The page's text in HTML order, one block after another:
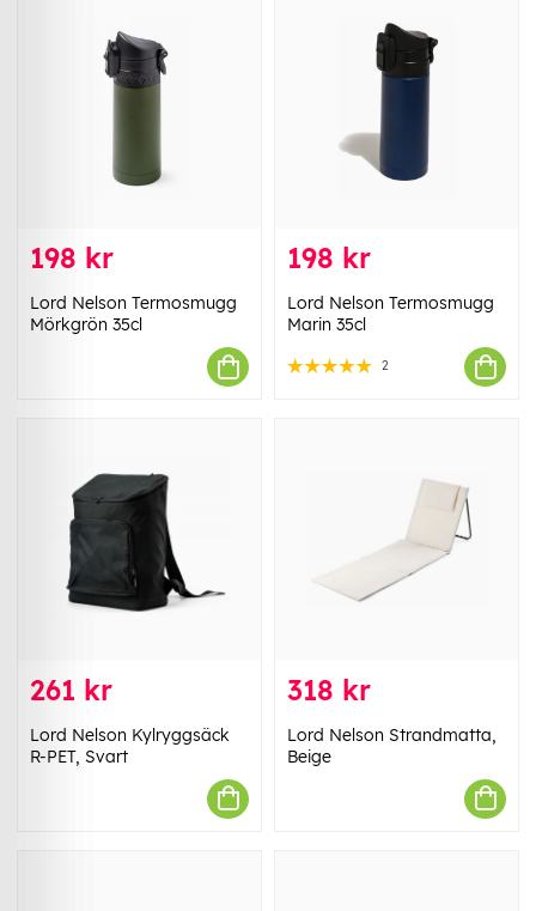
198 kr
Lord Nelson Termosmugg
Mörkgrön 35cl
198 kr
Lord Nelson Termosmugg
Marin 35cl
2
261 kr
Lord Nelson Kylryggsäck
R-PET, Svart
318 kr
Lord Nelson Strandmatta,
Beige